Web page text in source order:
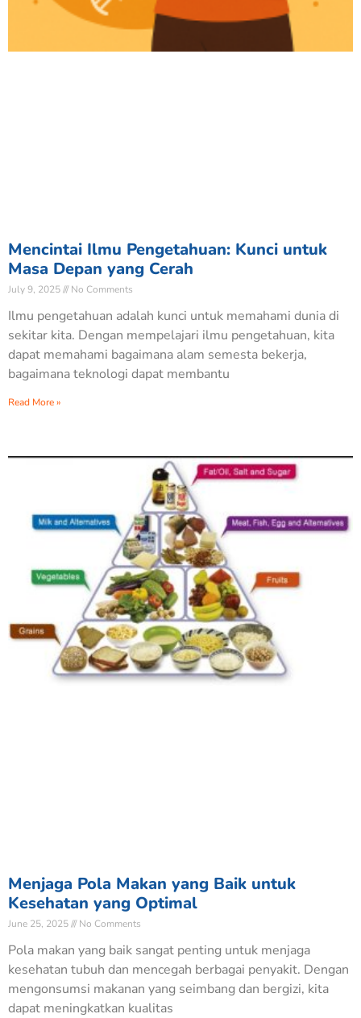
Mencintai Ilmu Pengetahuan: Kunci untuk
Masa Depan yang Cerah
July 9, 2025 No Comments
Ilmu pengetahuan adalah kunci untuk memahami dunia di
sekitar kita. Dengan mempelajari ilmu pengetahuan, kita
dapat memahami bagaimana alam semesta bekerja,
bagaimana teknologi dapat membantu
Read More »
Menjaga Pola Makan yang Baik untuk
Kesehatan yang Optimal
June 25, 2025 No Comments
Pola makan yang baik sangat penting untuk menjaga
kesehatan tubuh dan mencegah berbagai penyakit. Dengan
mengonsumsi makanan yang seimbang dan bergizi, kita
dapat meningkatkan kualitas